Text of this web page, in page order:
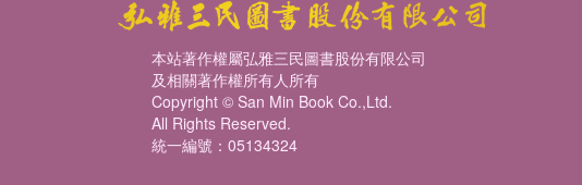
本站著作權屬弘雅三民圖書股份有限公司
及相關著作權所有人所有
Copyright © San Min Book Co.,Ltd.
All Rights Reserved.
統一編號：05134324